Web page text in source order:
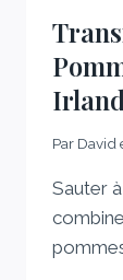
Par David
Sauter